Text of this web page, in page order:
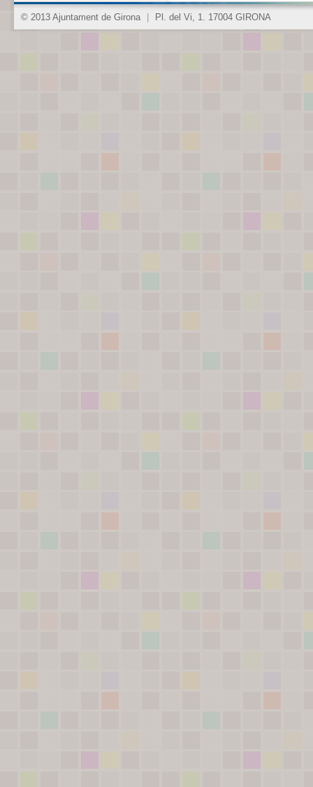
© 2013 Ajuntament de Girona Pl. del Vi, 1. 17004 GIRONA